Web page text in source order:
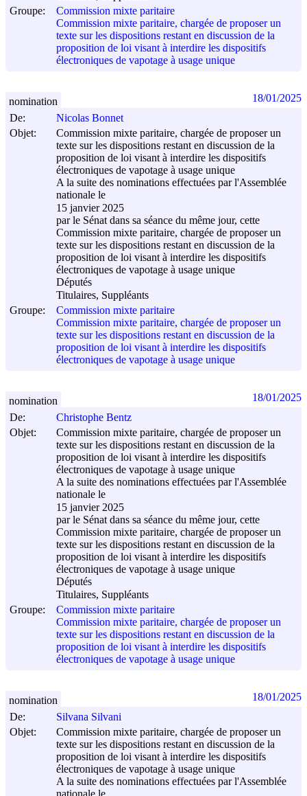
Groupe:
Commission mixte paritaire
Commission mixte paritaire, chargée de proposer un
texte sur les dispositions restant en discussion de la
proposition de loi visant à interdire les dispositifs
électroniques de vapotage à usage unique
De:
Nicolas Bonnet
Objet:
Commission mixte paritaire, chargée de proposer un
texte sur les dispositions restant en discussion de la
proposition de loi visant à interdire les dispositifs
électroniques de vapotage à usage unique
A la suite des nominations effectuées par l'Assemblée
nationale le
15 janvier 2025
par le Sénat dans sa séance du même jour, cette
Commission mixte paritaire, chargée de proposer un
texte sur les dispositions restant en discussion de la
proposition de loi visant à interdire les dispositifs
électroniques de vapotage à usage unique
Députés
Titulaires, Suppléants
Groupe:
Commission mixte paritaire
Commission mixte paritaire, chargée de proposer un
texte sur les dispositions restant en discussion de la
proposition de loi visant à interdire les dispositifs
électroniques de vapotage à usage unique
nomination 18/01/2025
De:
Christophe Bentz
Objet:
Commission mixte paritaire, chargée de proposer un
texte sur les dispositions restant en discussion de la
proposition de loi visant à interdire les dispositifs
électroniques de vapotage à usage unique
A la suite des nominations effectuées par l'Assemblée
nationale le
15 janvier 2025
par le Sénat dans sa séance du même jour, cette
Commission mixte paritaire, chargée de proposer un
texte sur les dispositions restant en discussion de la
proposition de loi visant à interdire les dispositifs
électroniques de vapotage à usage unique
Députés
Titulaires, Suppléants
Groupe:
Commission mixte paritaire
Commission mixte paritaire, chargée de proposer un
texte sur les dispositions restant en discussion de la
proposition de loi visant à interdire les dispositifs
électroniques de vapotage à usage unique
nomination 18/01/2025
De:
Silvana Silvani
Objet:
Commission mixte paritaire, chargée de proposer un
texte sur les dispositions restant en discussion de la
proposition de loi visant à interdire les dispositifs
électroniques de vapotage à usage unique
A la suite des nominations effectuées par l'Assemblée
nomination 18/01/2025